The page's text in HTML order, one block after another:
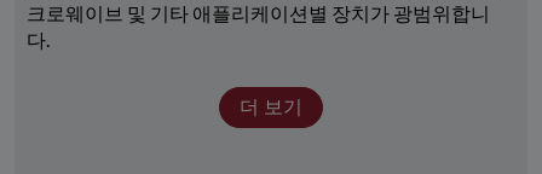
크로웨이브 및 기타 애플리케이션별 장치가 광범위합니
다.
더 보기